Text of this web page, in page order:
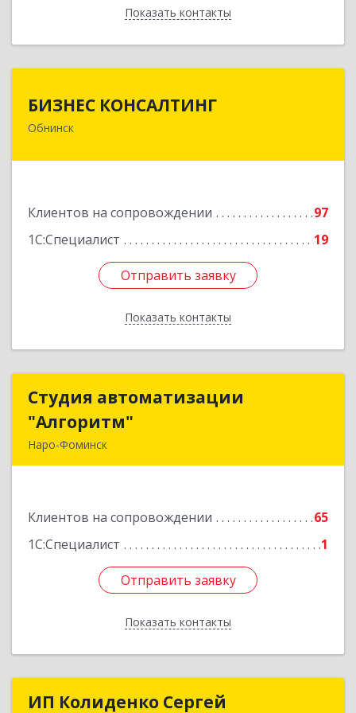
Показать контакты
Назад
БИЗНЕС КОНСАЛТИНГ
Обнинск
Клиентов на сопровождении
97
1С:Специалист
19
Отправить заявку
Показать контакты
249032, Калужская обл, Обнинск г, Курчатова ул,
Отправить заявку
Назад
Студия автоматизации
"Алгоритм"
Наро-Фоминск
Клиентов на сопровождении
65
1С:Специалист
1
Отправить заявку
Показать контакты
Студия автоматизации
Подробнее
Отправить заявку
Назад
ИП Колиденко СергейИП Колиденко Сергей